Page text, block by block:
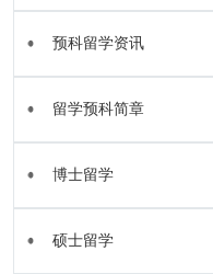
预科留学资讯
留学预科简章
博士留学
硕士留学